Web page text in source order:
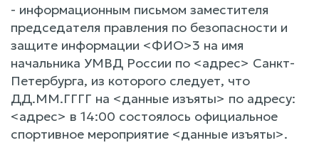
- информационным письмом заместителя
председателя правления по безопасности и
защите информации <ФИО>3 на имя
начальника УМВД России по <адрес> Санкт-
Петербурга, из которого следует, что
ДД.ММ.ГГГГ на <данные изъяты> по адресу:
<адрес> в 14:00 состоялось официальное
спортивное мероприятие <данные изъяты>.